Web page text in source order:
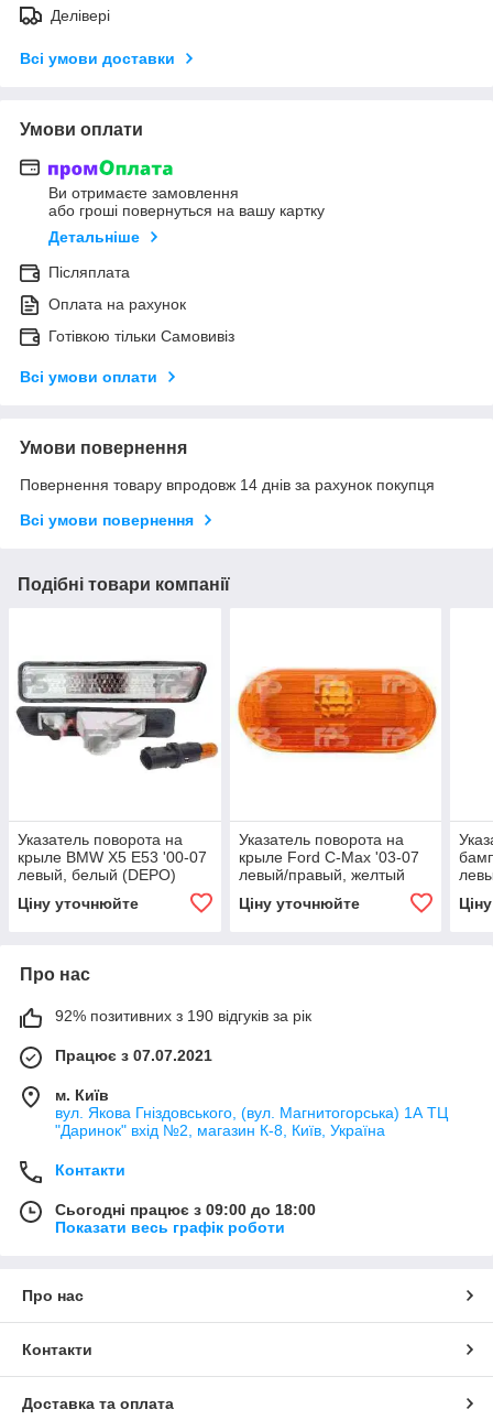
Делівері
Всі умови доставки
Умови оплати
Ви отримаєте замовлення
або гроші повернуться на вашу картку
Детальніше
Післяплата
Оплата на рахунок
Готівкою тільки Самовивіз
Всі умови оплати
Умови повернення
Повернення товару впродовж 14 днів за рахунок покупця
Всі умови повернення
Подібні товари компанії
Указатель поворота на
крыле BMW X5 E53 '00-07
левый, белый (DEPO)
Ціну уточнюйте
Указатель поворота на
крыле Ford C-Max '03-07
левый/правый, желтый
Ціну уточнюйте
Про нас
92% позитивних з 190 відгуків за рік
Працює з 07.07.2021
м. Київ
вул. Якова Гніздовського, (вул. Магнитогорська) 1А ТЦ
"Даринок" вхід №2, магазин К-8, Київ, Україна
Контакти
Сьогодні працює з 09:00 до 18:00
Показати весь графік роботи
Про нас
Контакти
Доставка та оплата